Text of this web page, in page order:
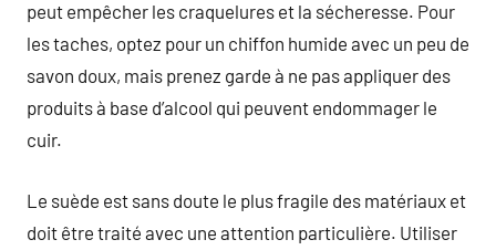
peut empêcher les craquelures et la sécheresse. Pour
les taches, optez pour un chiffon humide avec un peu de
savon doux, mais prenez garde à ne pas appliquer des
produits à base d’alcool qui peuvent endommager le
cuir.
Le suède est sans doute le plus fragile des matériaux et
doit être traité avec une attention particulière. Utiliser